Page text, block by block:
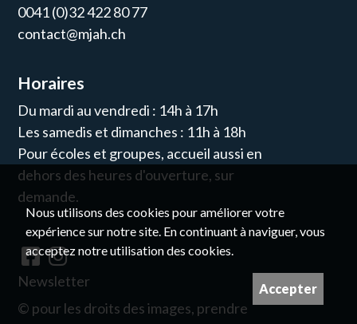
0041 (0)32 422 80 77
contact@mjah.ch
Horaires
Du mardi au vendredi : 14h à 17h
Les samedis et dimanches : 11h à 18h
Pour écoles et groupes, accueil aussi en
dehors des heures d'ouverture, sur
demande.
Newsletter
© pour les droits des images, prendre
Nous utilisons des cookies pour améliorer votre
expérience sur notre site. En continuant à naviguer, vous
acceptez notre utilisation des cookies.
Accepter